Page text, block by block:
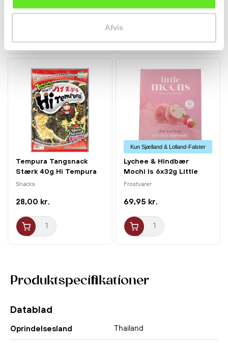
Afvis
Produktspecifikationer
Datablad
Oprindelsesland Thailand
32,00 kr. 75,00 kr.
Tempura Tangsnack
Stærk 40g Hi Tempura
Snacks
28,00 kr.
Kun Sjælland & Lolland-Falster
Lychee & Hindbær
Mochi Is 6x32g Little
Moons
Frostvarer
69,95 kr.